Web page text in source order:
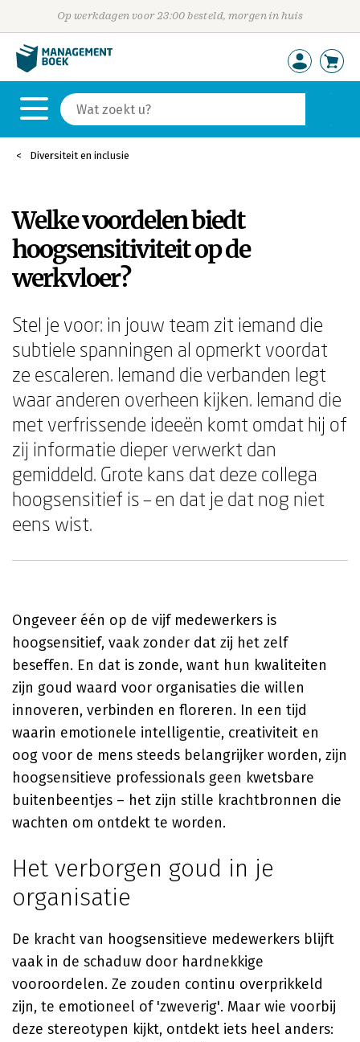
Op werkdagen voor 23:00 besteld, morgen in huis
Diversiteit en inclusie
Welke voordelen biedt
hoogsensitiviteit op de
werkvloer?
Stel je voor: in jouw team zit iemand die
subtiele spanningen al opmerkt voordat
ze escaleren. Iemand die verbanden legt
waar anderen overheen kijken. Iemand die
met verfrissende ideeën komt omdat hij of
zij informatie dieper verwerkt dan
gemiddeld. Grote kans dat deze collega
hoogsensitief is – en dat je dat nog niet
eens wist.
Ongeveer één op de vijf medewerkers is
hoogsensitief, vaak zonder dat zij het zelf
beseffen. En dat is zonde, want hun kwaliteiten
zijn goud waard voor organisaties die willen
innoveren, verbinden en floreren. In een tijd
waarin emotionele intelligentie, creativiteit en
oog voor de mens steeds belangrijker worden, zijn
hoogsensitieve professionals geen kwetsbare
buitenbeentjes – het zijn stille krachtbronnen die
wachten om ontdekt te worden.
Het verborgen goud in je
organisatie
De kracht van hoogsensitieve medewerkers blijft
vaak in de schaduw door hardnekkige
vooroordelen. Ze zouden continu overprikkeld
zijn, te emotioneel of 'zweverig'. Maar wie voorbij
deze stereotypen kijkt, ontdekt iets heel anders: